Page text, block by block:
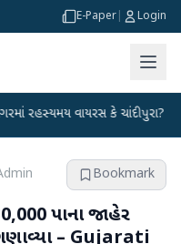
E-Paper Login
વાયરસ કે ચાંદીપુરા? 6 બાળકોના
Bookmark
પાના જાહેર
ગણાવ્યા – Gujarati